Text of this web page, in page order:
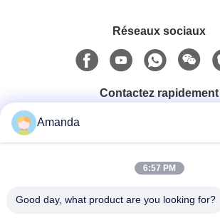
Réseaux sociaux
Contactez rapidement
0086-15556982932
Email
Amanda
6:57 PM
Good day, what product are you looking for?